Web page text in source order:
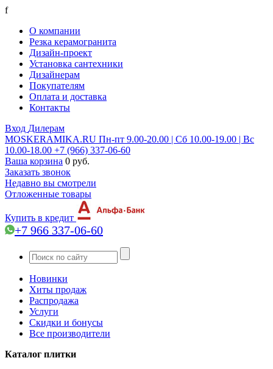
f
О компании
Резка керамогранита
Дизайн-проект
Установка сантехники
Дизайнерам
Покупателям
Оплата и доставка
Контакты
Вход Дилерам
MOSKERAMIKA.RU Пн-пт 9.00-20.00 | Сб 10.00-19.00 | Вс
10.00-18.00 +7 (966) 337-06-60
Ваша корзина 0 руб.
Заказать звонок
Недавно вы смотрели
Отложенные товары
Купить в кредит
+7 966 337-06-60
Новинки
Хиты продаж
Распродажа
Услуги
Скидки и бонусы
Все производители
Каталог плитки